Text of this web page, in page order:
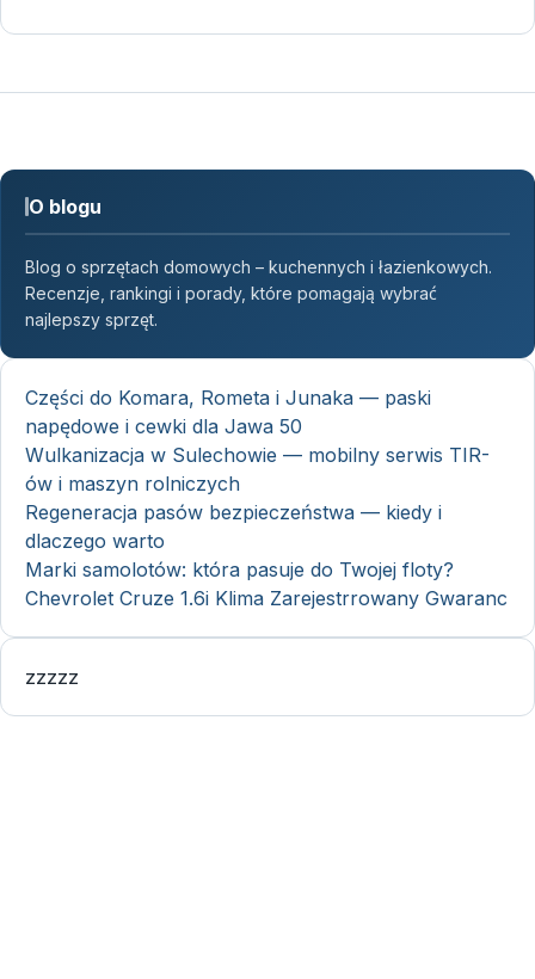
O blogu
Blog o sprzętach domowych – kuchennych i łazienkowych.
Recenzje, rankingi i porady, które pomagają wybrać
najlepszy sprzęt.
Części do Komara, Rometa i Junaka — paski
napędowe i cewki dla Jawa 50
Wulkanizacja w Sulechowie — mobilny serwis TIR-
ów i maszyn rolniczych
Regeneracja pasów bezpieczeństwa — kiedy i
dlaczego warto
Marki samolotów: która pasuje do Twojej floty?
Chevrolet Cruze 1.6i Klima Zarejestrrowany Gwaranc
zzzzz